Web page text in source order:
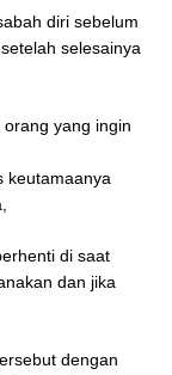
diri sebelum
selesainya
yang ingin
keutamaanya
di saat
dan jika
dengan